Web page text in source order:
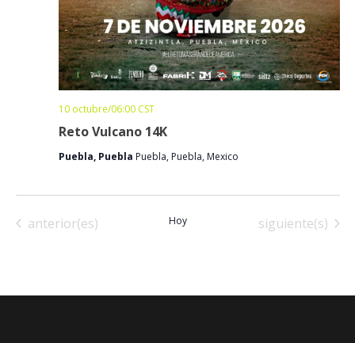
Reto Vulcano 14K
10 octubre/06:00 CST
Puebla, Puebla Puebla, Puebla, Mexico
Eventos
anterior(es) Hoy Eventos
siguiente(s)